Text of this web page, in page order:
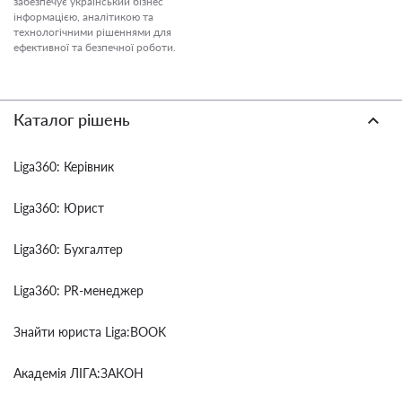
інформацією, аналітикою та
технологічними рішеннями для
ефективної та безпечної роботи.
Каталог рішень
Liga360: Керівник
Liga360: Юрист
Liga360: Бухгалтер
Liga360: PR-менеджер
Знайти юриста Liga:BOOK
Академія ЛІГА:ЗАКОН